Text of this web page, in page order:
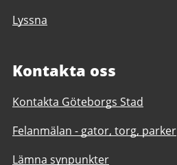
Lyssna
Kontakta oss
Kontakta Göteborgs Stad
Felanmälan - gator, torg, parker
Lämna synpunkter